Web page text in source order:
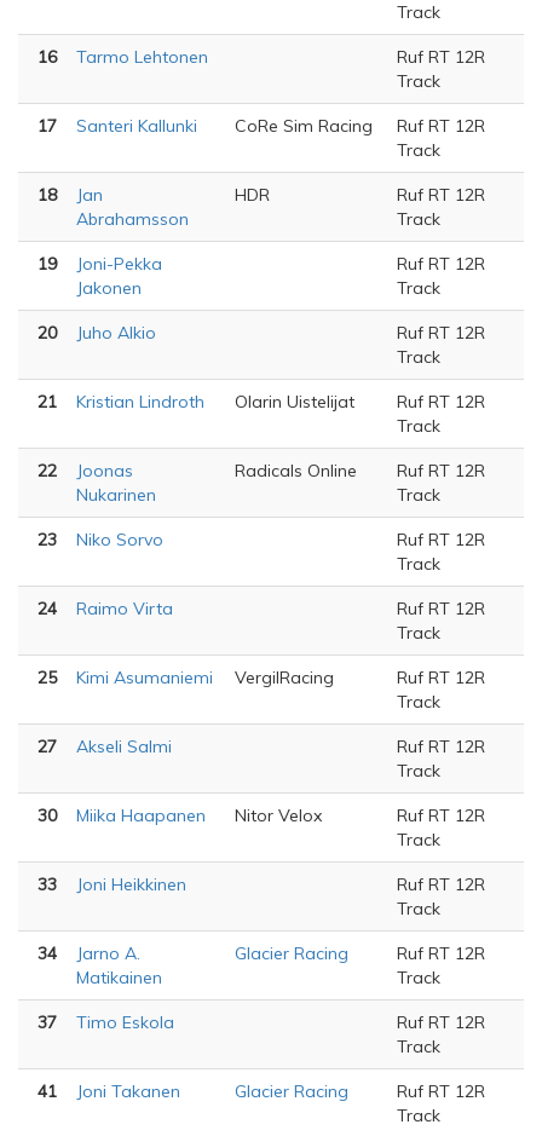
Track
16 Tarmo Lehtonen
Ruf RT 12R
Track
17 Santeri Kallunki CoRe Sim Racing
Ruf RT 12R
Track
18
Jan
Abrahamsson
HDR
Ruf RT 12R
Track
19
Joni-Pekka
Jakonen
Ruf RT 12R
Track
20 Juho Alkio
Ruf RT 12R
Track
21 Kristian Lindroth Olarin Uistelijat
Ruf RT 12R
Track
22
Joonas
Nukarinen
Radicals Online
Ruf RT 12R
Track
23 Niko Sorvo
Ruf RT 12R
Track
24 Raimo Virta
Ruf RT 12R
Track
25 Kimi Asumaniemi VergilRacing
Ruf RT 12R
Track
27 Akseli Salmi
Ruf RT 12R
Track
30 Miika Haapanen Nitor Velox
Ruf RT 12R
Track
33 Joni Heikkinen
Ruf RT 12R
Track
34
Jarno A.
Matikainen
Glacier Racing
Ruf RT 12R
Track
37 Timo Eskola
Ruf RT 12R
Track
41 Joni Takanen Glacier Racing
Ruf RT 12R
Track